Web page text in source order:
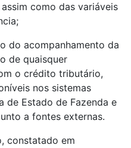
como das variáveis
do acompanhamento da
de quaisquer
o crédito tributário,
nos sistemas
de Estado de Fazenda e
a fontes externas.
constatado em